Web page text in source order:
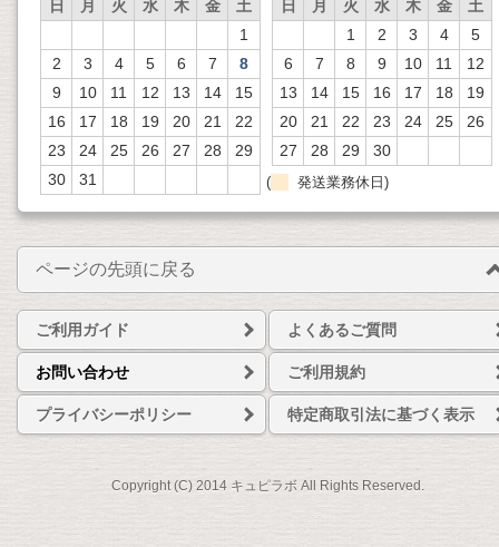
日 月 火 水 木 金
土
1
2
3 4 5 6 7
8
9
10 11 12 13 14
15
16
17 18 19 20 21
22
23
24 25 26 27 28
29
30
31
日 月 火 水 木 金
土
1
2 3 4
5
6
7 8 9 10 11
12
13
14 15 16 17 18
19
20
21 22 23 24 25
26
27
28 29 30
( 発送業務休日)
ページの先頭に戻る
ご利用ガイド よくあるご質問
お問い合わせ ご利用規約
プライバシーポリシー 特定商取引法に基づく表示
Copyright (C) 2014 キュピラボ All Rights Reserved.